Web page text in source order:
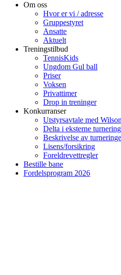
Om oss
Hvor er vi / adresse
Gruppestyret
Ansatte
Aktuelt
Treningstilbud
TennisKids
Ungdom Gul ball
Priser
Voksen
Privattimer
Drop in treninger
Konkurranser
Utstyrsavtale med
Delta i eksterne
Beskrivelse av
Lisens/forsikring
Foreldrevettregler
Bestille bane
Fordelsprogram 2026